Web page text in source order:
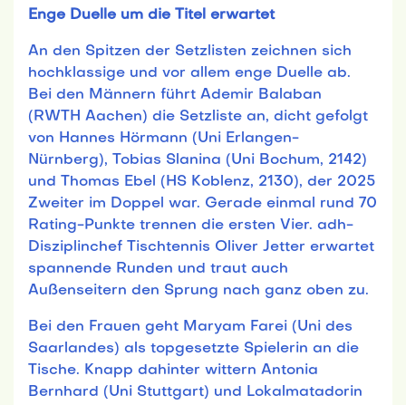
Enge Duelle um die Titel erwartet
An den Spitzen der Setzlisten zeichnen sich
hochklassige und vor allem enge Duelle ab.
Bei den Männern führt Ademir Balaban
(RWTH Aachen) die Setzliste an, dicht gefolgt
von Hannes Hörmann (Uni Erlangen-
Nürnberg), Tobias Slanina (Uni Bochum, 2142)
und Thomas Ebel (HS Koblenz, 2130), der 2025
Zweiter im Doppel war. Gerade einmal rund 70
Rating-Punkte trennen die ersten Vier. adh-
Disziplinchef Tischtennis Oliver Jetter erwartet
spannende Runden und traut auch
Außenseitern den Sprung nach ganz oben zu.
Bei den Frauen geht Maryam Farei (Uni des
Saarlandes) als topgesetzte Spielerin an die
Tische. Knapp dahinter wittern Antonia
Bernhard (Uni Stuttgart) und Lokalmatadorin